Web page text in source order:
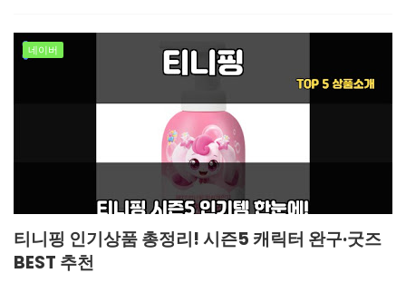
네이버
티니핑 인기상품 총정리! 시즌5 캐릭터 완구·굿즈
BEST 추천